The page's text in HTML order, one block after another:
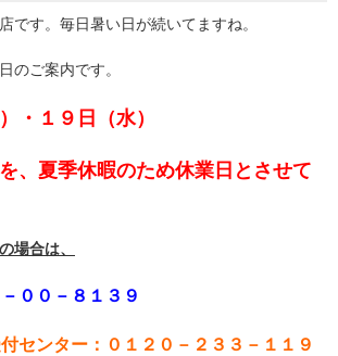
です。毎日暑い日が続いてますね。
のご案内です。
・１９日（水）
、夏季休暇のため休業日とさせて
場合は、
００－８１３９
センター：０１２０－２３３－１１９